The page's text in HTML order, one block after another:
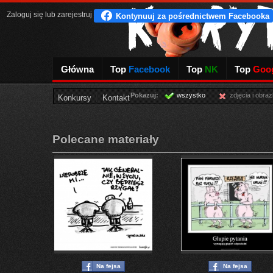
Główna Top Facebook Top NK Top
Konkursy Kontakt
Zaloguj się lub zarejestruj
Pokazuj: wszystko zdjęcia i
Polecane materiały
Na fejsa Na fejsa